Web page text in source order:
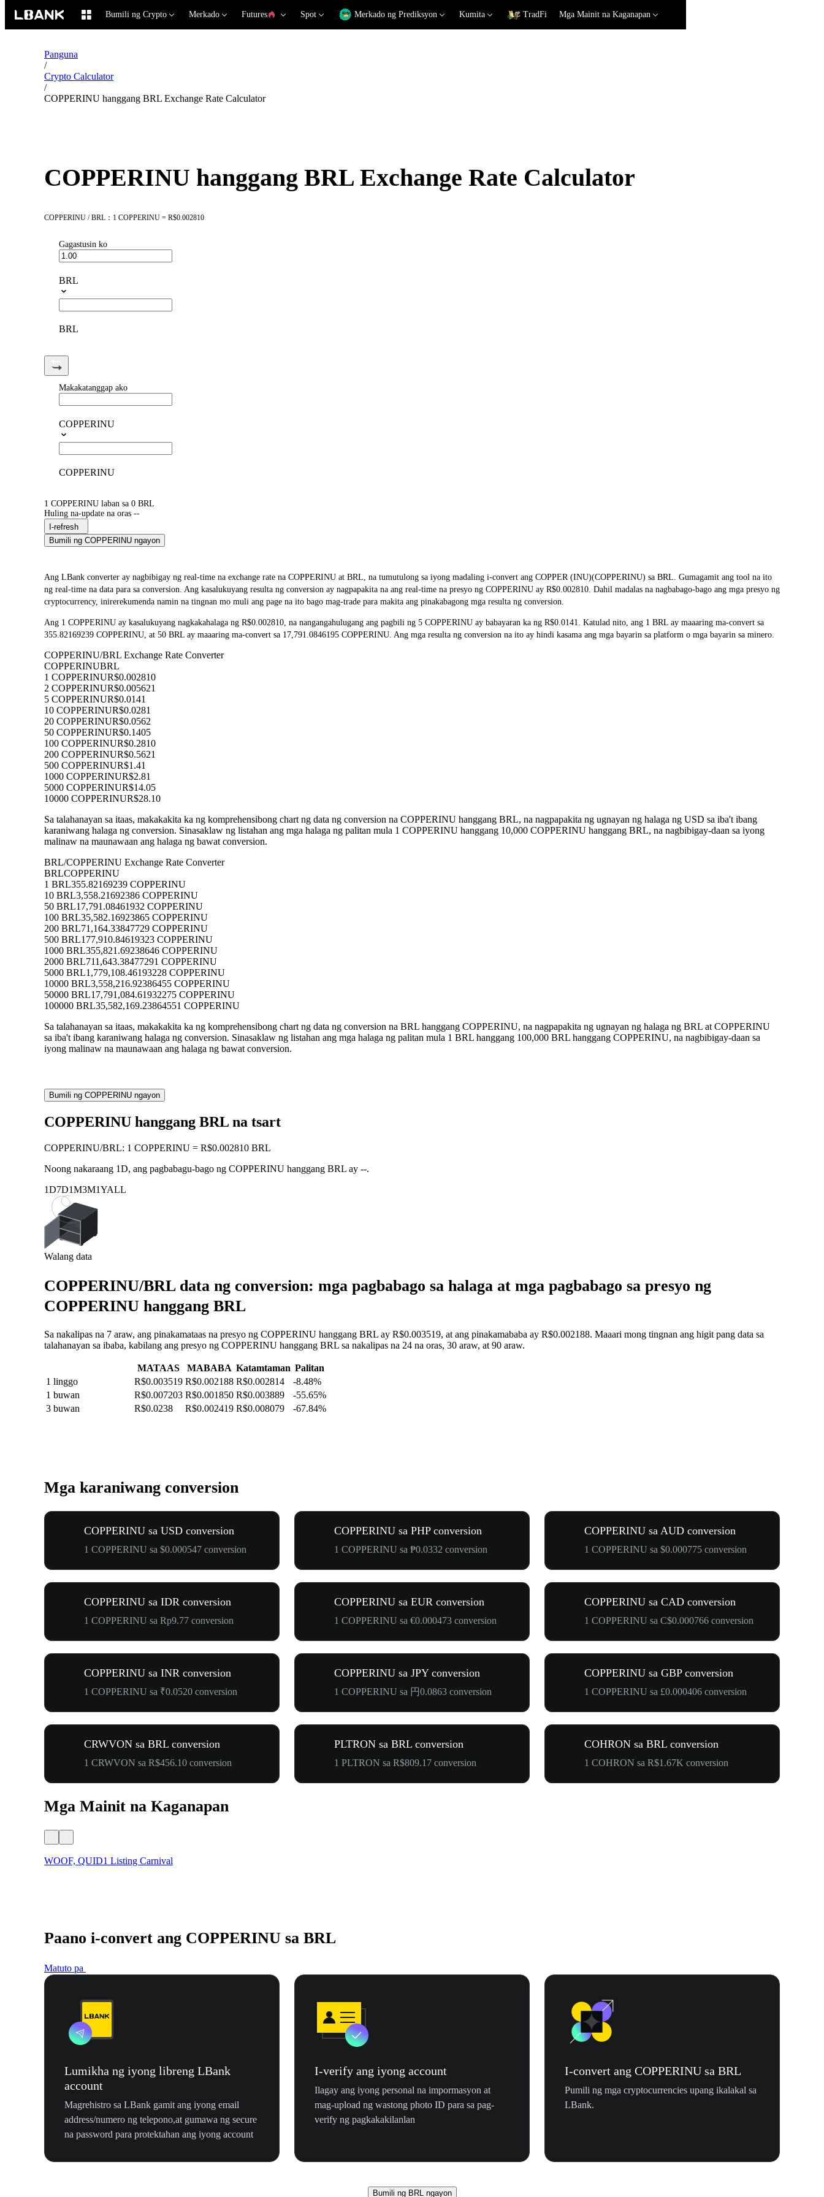
Bumili ng Crypto Merkado Futures Spot Merkado ng Prediksyon Kumita TradFi Mga Mainit na Kaganapan
Panguna
/
Crypto Calculator
/
COPPERINU hanggang BRL Exchange Rate Calculator
COPPERINU hanggang BRL Exchange Rate Calculator
COPPERINU / BRL：1 COPPERINU = R$0.002810
Gagastusin ko
BRL
BRL
Makakatanggap ako
COPPERINU
COPPERINU
1 COPPERINU laban sa 0 BRL
Huling na-update na oras --
I-refresh
Bumili ng COPPERINU ngayon
Ang LBank converter ay nagbibigay ng real-time na exchange rate na COPPERINU at BRL, na tumutulong sa iyong madaling i-convert ang COPPER (INU)(COPPERINU) sa BRL. Gumagamit ang tool na ito
ng real-time na data para sa conversion. Ang kasalukuyang resulta ng conversion ay nagpapakita na ang real-time na presyo ng COPPERINU ay R$0.002810. Dahil madalas na nagbabago-bago ang mga presyo ng
cryptocurrency, inirerekumenda namin na tingnan mo muli ang page na ito bago mag-trade para makita ang pinakabagong mga resulta ng conversion.
Ang 1 COPPERINU ay kasalukuyang nagkakahalaga ng R$0.002810, na nangangahulugang ang pagbili ng 5 COPPERINU ay babayaran ka ng R$0.0141. Katulad nito, ang 1 BRL ay maaaring ma-convert sa
355.82169239 COPPERINU, at 50 BRL ay maaaring ma-convert sa 17,791.0846195 COPPERINU. Ang mga resulta ng conversion na ito ay hindi kasama ang mga bayarin sa platform o mga bayarin sa minero.
COPPERINU/BRL Exchange Rate Converter
COPPERINUBRL
1 COPPERINUR$0.002810
2 COPPERINUR$0.005621
5 COPPERINUR$0.0141
10 COPPERINUR$0.0281
20 COPPERINUR$0.0562
50 COPPERINUR$0.1405
100 COPPERINUR$0.2810
200 COPPERINUR$0.5621
500 COPPERINUR$1.41
1000 COPPERINUR$2.81
5000 COPPERINUR$14.05
10000 COPPERINUR$28.10
Sa talahanayan sa itaas, makakakita ka ng komprehensibong chart ng data ng conversion na COPPERINU hanggang BRL, na nagpapakita ng ugnayan ng halaga ng USD sa iba't ibang
karaniwang halaga ng conversion. Sinasaklaw ng listahan ang mga halaga ng palitan mula 1 COPPERINU hanggang 10,000 COPPERINU hanggang BRL, na nagbibigay-daan sa iyong
malinaw na maunawaan ang halaga ng bawat conversion.
BRL/COPPERINU Exchange Rate Converter
BRLCOPPERINU
1 BRL355.82169239 COPPERINU
10 BRL3,558.21692386 COPPERINU
50 BRL17,791.08461932 COPPERINU
100 BRL35,582.16923865 COPPERINU
200 BRL71,164.33847729 COPPERINU
500 BRL177,910.84619323 COPPERINU
1000 BRL355,821.69238646 COPPERINU
2000 BRL711,643.38477291 COPPERINU
5000 BRL1,779,108.46193228 COPPERINU
10000 BRL3,558,216.92386455 COPPERINU
50000 BRL17,791,084.61932275 COPPERINU
100000 BRL35,582,169.23864551 COPPERINU
Sa talahanayan sa itaas, makakakita ka ng komprehensibong chart ng data ng conversion na BRL hanggang COPPERINU, na nagpapakita ng ugnayan ng halaga ng BRL at COPPERINU
sa iba't ibang karaniwang halaga ng conversion. Sinasaklaw ng listahan ang mga halaga ng palitan mula 1 BRL hanggang 100,000 BRL hanggang COPPERINU, na nagbibigay-daan sa
iyong malinaw na maunawaan ang halaga ng bawat conversion.
Bumili ng COPPERINU ngayon
COPPERINU hanggang BRL na tsart
COPPERINU/BRL: 1 COPPERINU = R$0.002810 BRL
Noong nakaraang 1D, ang pagbabagu-bago ng COPPERINU hanggang BRL ay --.
1D7D1M3M1YALL
Walang data
COPPERINU/BRL data ng conversion: mga pagbabago sa halaga at mga pagbabago sa presyo ng
COPPERINU hanggang BRL
Sa nakalipas na 7 araw, ang pinakamataas na presyo ng COPPERINU hanggang BRL ay R$0.003519, at ang pinakamababa ay R$0.002188. Maaari mong tingnan ang higit pang data sa
talahanayan sa ibaba, kabilang ang presyo ng COPPERINU hanggang BRL sa nakalipas na 24 na oras, 30 araw, at 90 araw.
MATAAS MABABA Katamtaman Palitan
1 linggo
R$0.003519 R$0.002188 R$0.002814
-8.48%
1 buwan
R$0.007203 R$0.001850 R$0.003889
-55.65%
3 buwan
R$0.0238 R$0.002419 R$0.008079 -67.84%
Mga karaniwang conversion
COPPERINU sa USD conversion
1 COPPERINU sa $0.000547 conversion
COPPERINU sa PHP conversion
1 COPPERINU sa ₱0.0332 conversion
COPPERINU sa AUD conversion
1 COPPERINU sa $0.000775 conversion
COPPERINU sa IDR conversion
1 COPPERINU sa Rp9.77 conversion
COPPERINU sa EUR conversion
1 COPPERINU sa €0.000473 conversion
COPPERINU sa CAD conversion
1 COPPERINU sa C$0.000766 conversion
COPPERINU sa INR conversion
1 COPPERINU sa ₹0.0520 conversion
COPPERINU sa JPY conversion
1 COPPERINU sa 円0.0863 conversion
COPPERINU sa GBP conversion
1 COPPERINU sa £0.000406 conversion
CRWVON sa BRL conversion
1 CRWVON sa R$456.10 conversion
PLTRON sa BRL conversion
1 PLTRON sa R$809.17 conversion
COHRON sa BRL conversion
1 COHRON sa R$1.67K conversion
Mga Mainit na Kaganapan
WOOF, QUID1 Listing Carnival
Paano i-convert ang COPPERINU sa BRL
Matuto pa
Lumikha ng iyong libreng LBank
account
Magrehistro sa LBank gamit ang iyong email
address/numero ng telepono,at gumawa ng secure
na password para protektahan ang iyong account
I-verify ang iyong account
Ilagay ang iyong personal na impormasyon at
mag-upload ng wastong photo ID para sa pag-
verify ng pagkakakilanlan
I-convert ang COPPERINU sa BRL
Pumili ng mga cryptocurrencies upang ikalakal sa
LBank.
Bumili ng BRL ngayon